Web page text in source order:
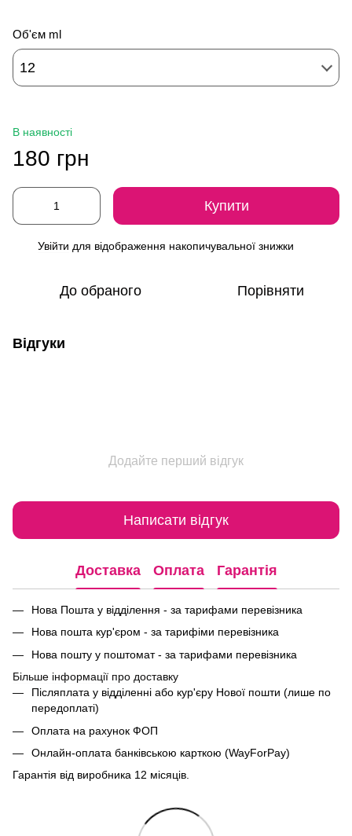
Об'єм ml
12
В наявності
180 грн
Купити
Увійти для відображення накопичувальної знижки
До обраного Порівняти
Відгуки
Додайте перший відгук
Написати відгук
Доставка Оплата Гарантія
Нова Пошта у відділення - за тарифами перевізника
Нова пошта кур'єром - за тарифіми перевізника
Нова пошту у поштомат - за тарифами перевізника
Більше інформації про доставку
Післяплата у відділенні або кур'єру Нової пошти (лише по
передоплаті)
Оплата на рахунок ФОП
Онлайн-оплата банківською карткою (WayForPay)
Гарантія від виробника 12 місяців.